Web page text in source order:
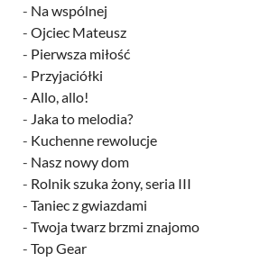
- Na wspólnej
- Ojciec Mateusz
- Pierwsza miłość
- Przyjaciółki
- Allo, allo!
- Jaka to melodia?
- Kuchenne rewolucje
- Nasz nowy dom
- Rolnik szuka żony, seria III
- Taniec z gwiazdami
- Twoja twarz brzmi znajomo
- Top Gear